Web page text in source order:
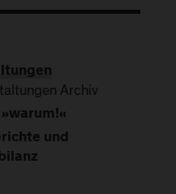
Archiv
und